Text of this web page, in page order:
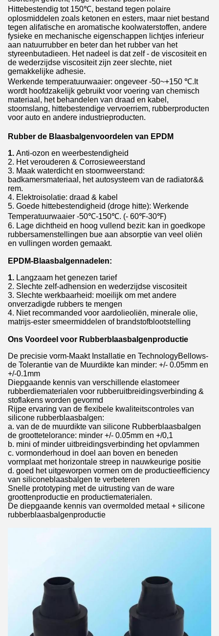
Hittebestendig tot 150℃, bestand tegen polaire
oplosmiddelen zoals ketonen en esters, maar niet bestand
tegen alifatische en aromatische koolwaterstoffen, andere
fysieke en mechanische eigenschappen lichtjes inferieur
aan natuurrubber en beter dan het rubber van het
styreenbutadieen. Het nadeel is dat zelf - de viscositeit en
de wederzijdse viscositeit zijn zeer slechte, niet
gemakkelijke adhesie.
Werkende temperatuurwaaier: ongeveer -50~+150 ℃.It
wordt hoofdzakelijk gebruikt voor voering van chemisch
materiaal, het behandelen van draad en kabel,
stoomslang, hittebestendige vervoerriem, rubberproducten
voor auto en andere industrieproducten.
Rubber de Blaasbalgenvoordelen van EPDM
1. Anti-ozon en weerbestendigheid
2. Het verouderen & Corrosieweerstand
3. Maak waterdicht en stoomweerstand:
badkamersmateriaal, het autosysteem van de radiator&&
rem.
4. Elektroisolatie: draad & kabel
5. Goede hittebestendigheid (droge hitte): Werkende
Temperatuurwaaier -50℃-150℃. (- 60℉-30℉)
6. Lage dichtheid en hoog vullend bezit: kan in goedkope
rubbersamenstellingen bue aan absorptie van veel oliën
en vullingen worden gemaakt.
EPDM-Blaasbalgennadelen:
1. Langzaam het genezen tarief
2. Slechte zelf-adhension en wederzijdse viscositeit
3. Slechte werkbaarheid: moeilijk om met andere
onverzadigde rubbers te mengen
4. Niet recommanded voor aardolieoliën, minerale olie,
matrijs-ester smeermiddelen of brandstofblootstelling
Ons Voordeel voor Rubberblaasbalgenproductie
De precisie vorm-Maakt Installatie en TechnologyBellows-
de Tolerantie van de Muurdikte kan minder: +/- 0.05mm en
+/-0.1mm
Diepgaande kennis van verschillende elastomeer
rubberdiematerialen voor rubberuitbreidingsverbinding &
stoflakens worden gevormd
Rijpe ervaring van de flexibele kwaliteitscontroles van
silicone rubberblaasbalgen:
a. van de de muurdikte van silicone Rubberblaasbalgen
de groottetelorance: minder +/- 0.05mm en +/0,1
b. mini of minder uitbreidingsverbinding het opvlammen
c. vormonderhoud in doel aan boven en beneden
vormplaat met horizontale streep in nauwkeurige positie
d. goed het uitgeworpen vormen om de productieefficiency
van siliconeblaasbalgen te verbeteren
Snelle prototyping met de uitrusting van de ware
groottenproductie en productiematerialen.
De diepgaande kennis van overmolded metaal + silicone
rubberblaasbalgenproductie